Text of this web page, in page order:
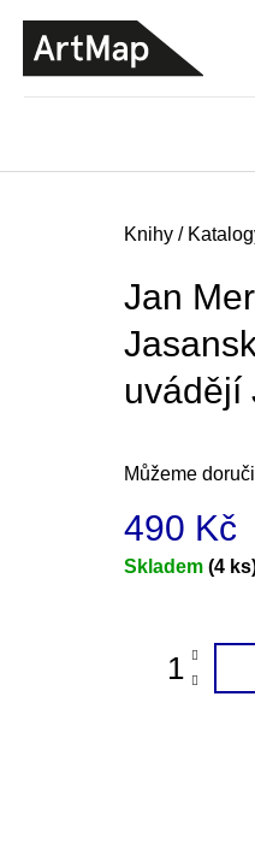
Domů
Knihy /
Jan
uvádějí
Můžeme
490 Kč
Měrná
Skladem (4
ZPĚT
DO
OBCHODU
ZPĚT
DO
OBCHODU
380 Kč